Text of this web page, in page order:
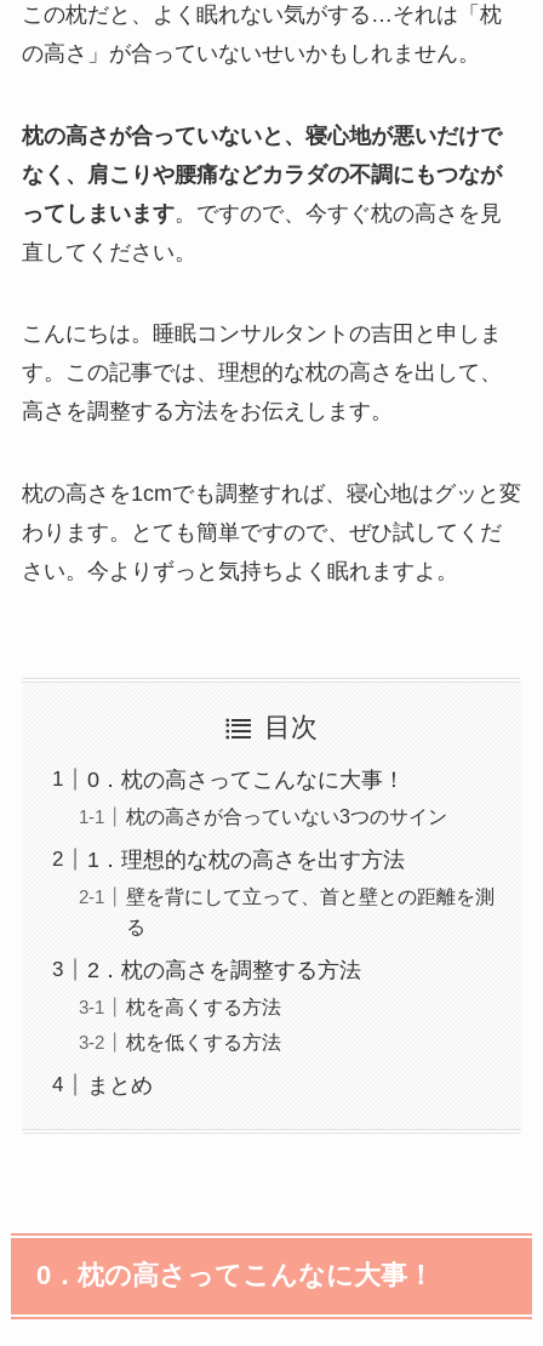
この枕だと、よく眠れない気がする …それは「枕
の高さ」が合っていないせいかもしれません。
枕の高さが合っていないと、寝心地が悪いだけで
なく、肩こりや腰痛などカラダの不調にもつなが
ってしまいます。ですので、今すぐ枕の高さを見
直してください。
こんにちは。睡眠コンサルタントの吉田と申しま
す。この記事では、理想的な枕の高さを出して、
高さを調整する方法をお伝えします。
枕の高さを1cmでも調整すれば、寝心地はグッと変
わります。とても簡単ですので、ぜひ試してくだ
さい。今よりずっと気持ちよく眠れますよ。
目次
0．枕の高さってこんなに大事！
枕の高さが合っていない3つのサイン
1．理想的な枕の高さを出す方法
壁を背にして立って、首と壁との距離を測
る
2．枕の高さを調整する方法
枕を高くする方法
枕を低くする方法
まとめ
0 ．枕の高さってこんなに大事！